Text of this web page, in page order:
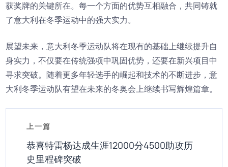
获奖牌的关键所在。每一个方面的优势互相融合，共同铸就
了意大利在冬季运动中的强大实力。
展望未来，意大利冬季运动队将在现有的基础上继续提升自
身实力，不仅要在传统强项中巩固优势，还要在新兴项目中
寻求突破。随着更多年轻选手的崛起和技术的不断进步，意
大利冬季运动队有望在未来的冬奥会上继续书写辉煌篇章。
上一篇
恭喜特雷杨达成生涯12000分4500助攻历
史里程碑突破